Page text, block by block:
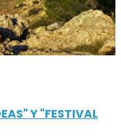
Y "FESTIVAL